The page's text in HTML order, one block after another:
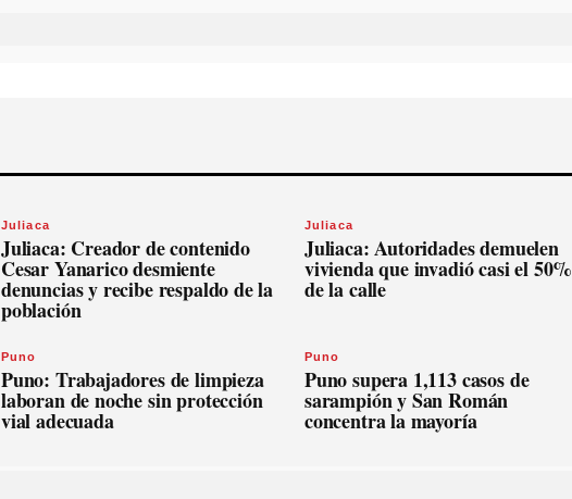
Juliaca
Juliaca: Creador de contenido
Cesar Yanarico desmiente
denuncias y recibe respaldo de la
población
Juliaca
Juliaca: Autoridades demuelen
vivienda que invadió casi el 50%
de la calle
Puno
Puno: Trabajadores de limpieza
laboran de noche sin protección
vial adecuada
Puno
Puno supera 1,113 casos de
sarampión y San Román
concentra la mayoría